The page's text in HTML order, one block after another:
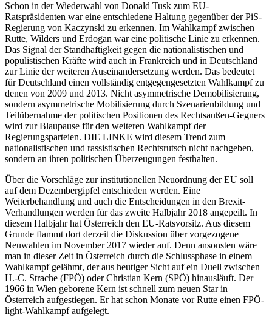
Schon in der Wiederwahl von Donald Tusk zum EU-
Ratspräsidenten war eine entschiedene Haltung gegenüber der PiS-
Regierung von Kaczynski zu erkennen. Im Wahlkampf zwischen
Rutte, Wilders und Erdogan war eine politische Linie zu erkennen.
Das Signal der Standhaftigkeit gegen die nationalistischen und
populistischen Kräfte wird auch in Frankreich und in Deutschland
zur Linie der weiteren Auseinandersetzung werden. Das bedeutet
für Deutschland einen vollständig entgegengesetzten Wahlkampf zu
denen von 2009 und 2013. Nicht asymmetrische Demobilisierung,
sondern asymmetrische Mobilisierung durch Szenarienbildung und
Teilübernahme der politischen Positionen des Rechtsaußen-Gegners
wird zur Blaupause für den weiteren Wahlkampf der
Regierungsparteien. DIE LINKE wird diesem Trend zum
nationalistischen und rassistischen Rechtsrutsch nicht nachgeben,
sondern an ihren politischen Überzeugungen festhalten.
Über die Vorschläge zur institutionellen Neuordnung der EU soll
auf dem Dezembergipfel entschieden werden. Eine
Weiterbehandlung und auch die Entscheidungen in den Brexit-
Verhandlungen werden für das zweite Halbjahr 2018 angepeilt. In
diesem Halbjahr hat Österreich den EU-Ratsvorsitz. Aus diesem
Grunde flammt dort derzeit die Diskussion über vorgezogene
Neuwahlen im November 2017 wieder auf. Denn ansonsten wäre
man in dieser Zeit in Österreich durch die Schlussphase in einem
Wahlkampf gelähmt, der aus heutiger Sicht auf ein Duell zwischen
H.-C. Strache (FPÖ) oder Christian Kern (SPÖ) hinausläuft. Der
1966 in Wien geborene Kern ist schnell zum neuen Star in
Österreich aufgestiegen. Er hat schon Monate vor Rutte einen FPÖ-
light-Wahlkampf aufgelegt.